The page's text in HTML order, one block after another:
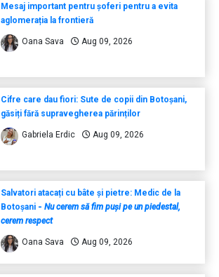
Mesaj important pentru șoferi pentru a evita
aglomerația la frontieră
Oana Sava Aug 09, 2026
Cifre care dau fiori: Sute de copii din Botoșani,
găsiți fără supravegherea părinților
Gabriela Erdic Aug 09, 2026
Salvatori atacați cu bâte și pietre: Medic de la
Botoșani - Nu cerem să fim puși pe un piedestal,
cerem respect
Oana Sava Aug 09, 2026